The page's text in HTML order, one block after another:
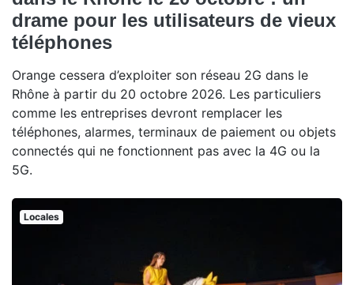
drame pour les utilisateurs de vieux
téléphones
Orange cessera d’exploiter son réseau 2G dans le
Rhône à partir du 20 octobre 2026. Les particuliers
comme les entreprises devront remplacer les
téléphones, alarmes, terminaux de paiement ou objets
connectés qui ne fonctionnent pas avec la 4G ou la
5G.
Locales